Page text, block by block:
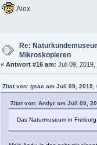
Alex
Re:
Mikroskopieren
« Antwort #16 am: Juli 09, 2019,
Zitat von: gsac am Juli 09, 2019,
Zitat von: Andyr am Juli 09,
Das Naturmuseum in